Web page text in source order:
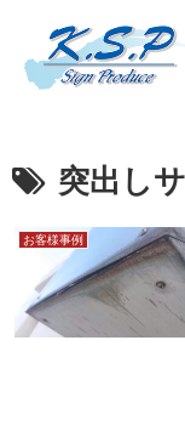
突出し
お客様事例